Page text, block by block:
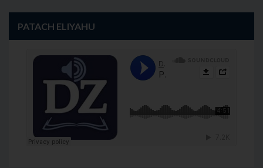
PATACH ELIYAHU